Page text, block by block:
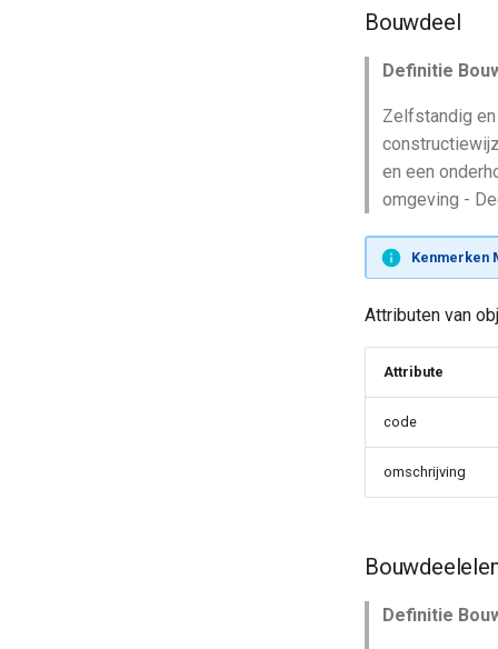
Bouwdeel
Definitie
Zelfstandig
en een
omgeving -
Kenmerken
Attributen van
Attribute
code
omschrijving
Definitie